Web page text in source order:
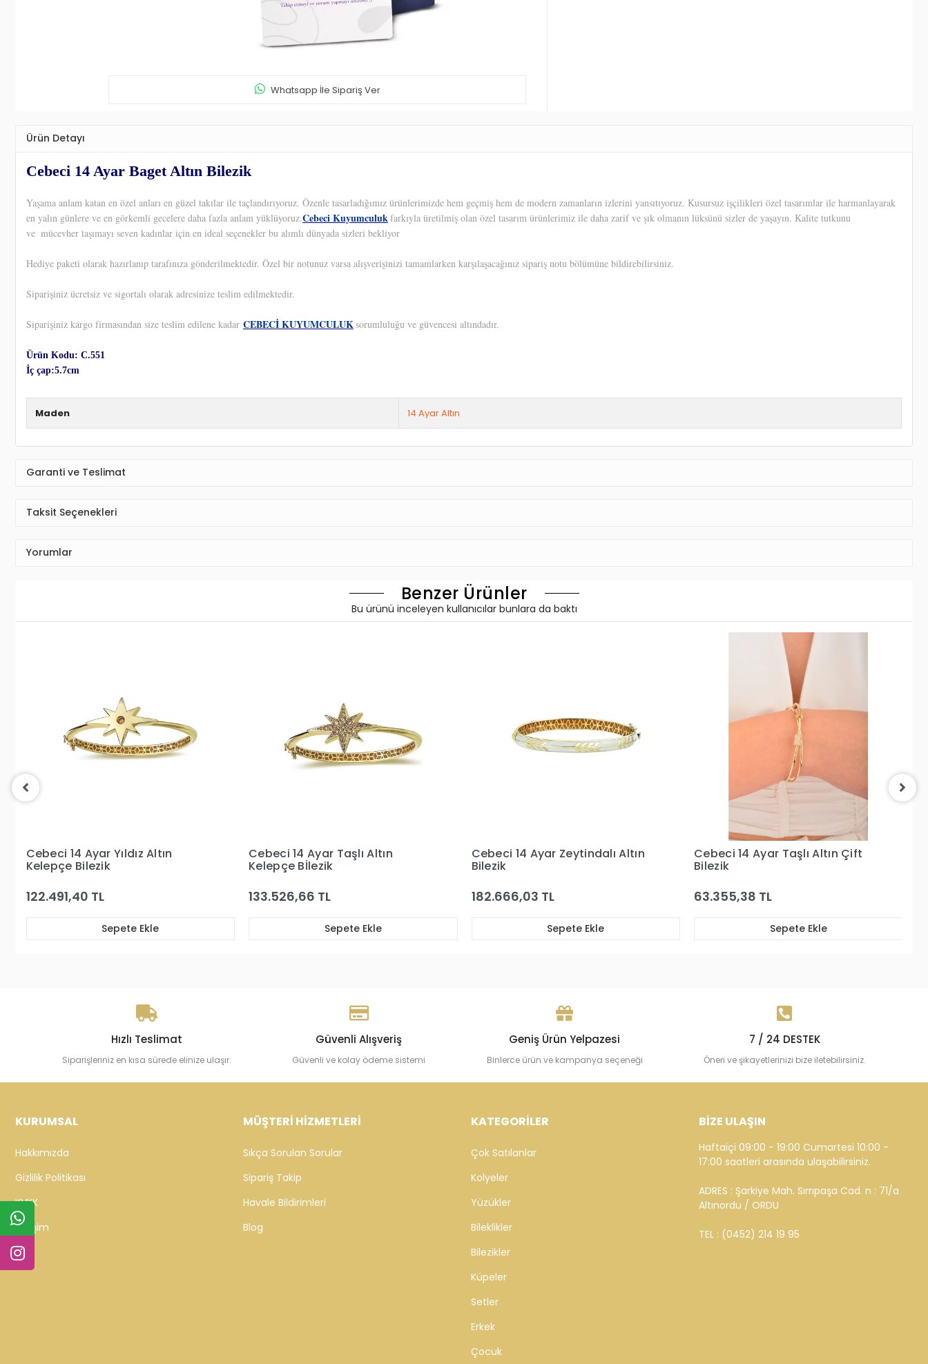
Whatsapp İle Sipariş Ver
Ürün Detayı
Cebeci 14 Ayar Baget Altın Bilezik
Yaşama anlam katan en özel anları en güzel takılar ile taçlandırıyoruz. Özenle tasarladığımız ürünlerimizde hem geçmiş hem de modern zamanların izlerini yansıtıyoruz. Kusursuz işçilikleri özel tasarımlar ile harmanlayarak
en yalın günlere ve en görkemli gecelere daha fazla anlam yüklüyoruz.Cebeci Kuyumculukfarkıyla üretilmiş olan özel tasarım ürünlerimiz ile daha zarif ve şık olmanın lüksünü sizler de yaşayın. Kalite tutkunu
ve mücevher taşımayı seven kadınlar için en ideal seçenekler bu alımlı dünyada sizleri bekliyor
Hediye paketi olarak hazırlanıp tarafınıza gönderilmektedir. Özel bir notunuz varsa alışverişinizi tamamlarken karşılaşacağınız sipariş notu bölümüne bildirebilirsiniz.
Siparişiniz ücretsiz ve sigortalı olarak adresinize teslim edilmektedir.
Siparişiniz kargo firmasından size teslim edilene kadar CEBECİ KUYUMCULUKsorumluluğu ve güvencesi altındadır.
Ürün Kodu: C.551
İç çap:5.7cm
Maden 14 Ayar Altın
Garanti ve Teslimat
Taksit Seçenekleri
Yorumlar
Benzer Ürünler
Bu ürünü inceleyen kullanıcılar bunlara da baktı
Cebeci 14 Ayar Taşlı Altın
Kelepçe Bİlezik
133.526,66 TL
Sepete Ekle
Cebeci 14 Ayar Zeytindalı Altın
Bilezik
182.666,03 TL
Sepete Ekle
Cebeci 14 Ayar Taşlı Altın Çift
Bilezik
63.355,38 TL
Sepete Ekle
Cebeci 14 Ayar Göz Boncuklu
Dorikalı Bilezik
86.334,69 TL
Sepete Ekle
Hızlı Teslimat
Siparişleriniz en kısa sürede elinize ulaşır.
Güvenli Alışveriş
Güvenli ve kolay ödeme sistemi
Geniş Ürün Yelpazesi
Binlerce ürün ve kampanya seçeneği
7 / 24 DESTEK
Öneri ve şikayetlerinizi bize iletebilirsiniz.
KURUMSAL
Hakkımızda
Gizlilik Politikası
KVKK
İletişim
MÜŞTERİ HİZMETLERİ
Sıkça Sorulan Sorular
Sipariş Takip
Havale Bildirimleri
Blog
KATEGORİLER
Çok Satılanlar
Kolyeler
Yüzükler
Bileklikler
Bilezikler
Küpeler
Setler
Erkek
Çocuk
BİZE ULAŞIN
Haftaiçi 09:00 - 19:00 Cumartesi 10:00 -
17:00 saatleri arasında ulaşabilirsiniz.
ADRES : Şarkiye Mah. Sırrıpaşa Cad. n : 71/a
Altınordu / ORDU
TEL : (0452) 214 19 95